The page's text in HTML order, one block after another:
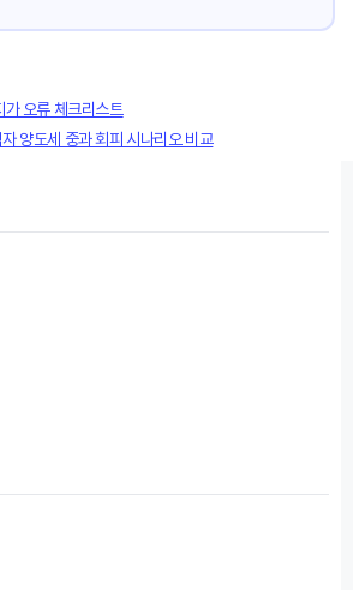
오류 체크리스트
양도세 중과 회피 시나리오 비교